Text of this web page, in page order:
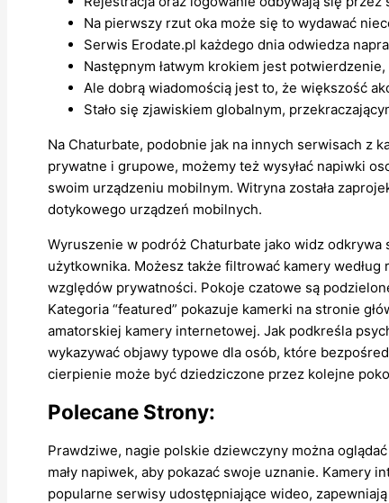
Na pierwszy rzut oka może się to wydawać
Serwis Erodate.pl każdego dnia odwiedza
Następnym łatwym krokiem jest
Ale dobrą wiadomością jest to, że większość
Stało się zjawiskiem globalnym,
Na Chaturbate, podobnie jak na innych serwisach z
prywatne i grupowe, możemy też wysyłać napiwki
swoim urządzeniu mobilnym. Witryna została
dotykowego urządzeń mobilnych.
Wyruszenie w podróż Chaturbate jako widz
użytkownika. Możesz także filtrować kamery
względów prywatności. Pokoje czatowe są
Kategoria “featured” pokazuje kamerki na stronie
amatorskiej kamery internetowej. Jak podkreśla
wykazywać objawy typowe dla osób, które
cierpienie może być dziedziczone przez kolejne
Polecane Strony:
Prawdziwe, nagie polskie dziewczyny można
mały napiwek, aby pokazać swoje uznanie. Kamery
popularne serwisy udostępniające wideo,